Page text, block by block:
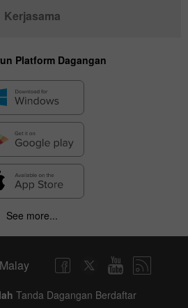
Kerjasama
Platform Dagangan
See more...
Tanda Dagangan Berdaftar